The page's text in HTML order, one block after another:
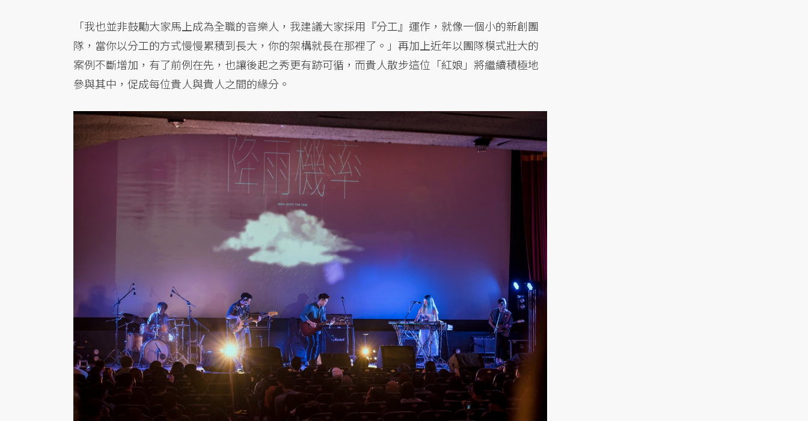
「我也並非鼓勵大家馬上成為全職的音樂人，我建議大家採用『分工』運作，就像一個小的新創團
隊，當你以分工的方式慢慢累積到長大，你的架構就長在那裡了。」再加上近年以團隊模式壯大的
案例不斷增加，有了前例在先，也讓後起之秀更有跡可循，而貴人散步這位「紅娘」將繼續積極地
參與其中，促成每位貴人與貴人之間的緣分。